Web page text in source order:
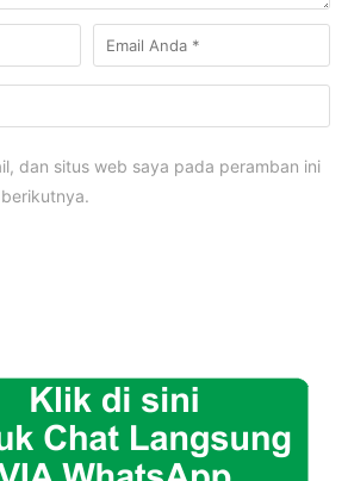
dan situs web saya pada peramban ini